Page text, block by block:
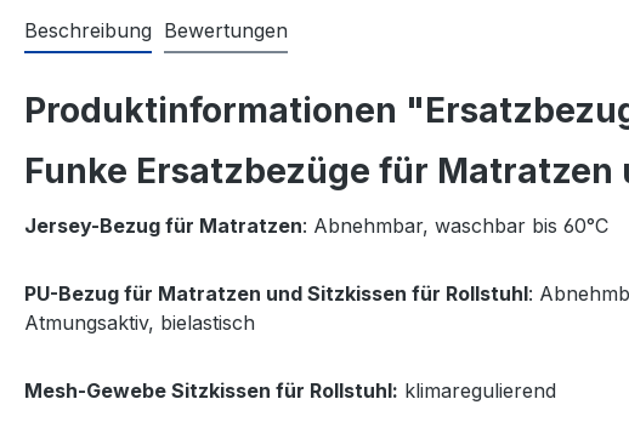
Beschreibung Bewertungen
Produktinformationen
Funke Ersatzbezüge für Matratzen
Jersey-Bezug für Matratzen: Abnehmbar, waschbar bis 60°C
PU-Bezug für Matratzen und Sitzkissen für Rollstuhl:
Atmungsaktiv, bielastisch
Mesh-Gewebe Sitzkissen für Rollstuhl: klimaregulierend